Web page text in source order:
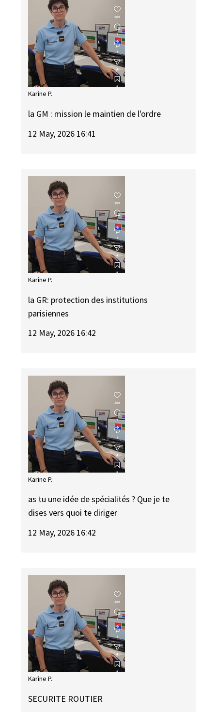
Karine P.
la GM : mission le maintien de l'ordre
12 May, 2026 16:41
Karine P.
la GR: protection des institutions
parisiennes
12 May, 2026 16:42
Karine P.
as tu une idée de spécialités ? Que je te
dises vers quoi te diriger
12 May, 2026 16:42
Karine P.
SECURITE ROUTIER